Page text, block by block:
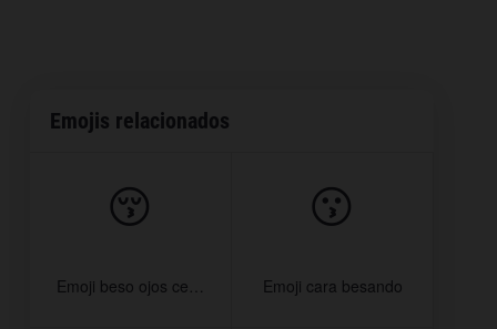
Emojis relacionados
😚
Emoji beso ojos cerrados
😗
Emoji cara besando